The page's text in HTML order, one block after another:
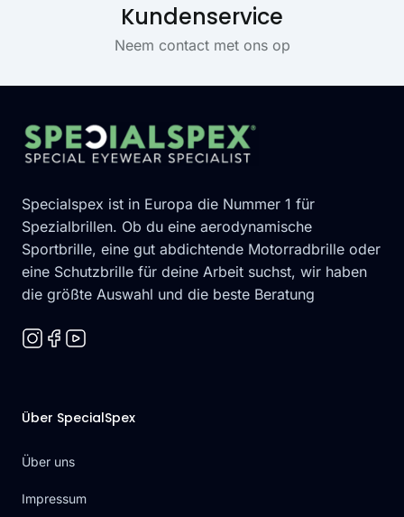
Kundenservice
Neem contact met ons op
Specialspex ist in Europa die Nummer 1 für
Spezialbrillen. Ob du eine aerodynamische
Sportbrille, eine gut abdichtende Motorradbrille oder
eine Schutzbrille für deine Arbeit suchst, wir haben
die größte Auswahl und die beste Beratung
Über SpecialSpex
Über uns
Impressum